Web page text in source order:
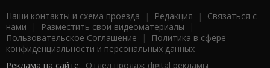
Наши контакты и схема проезда | Редакция | Связаться с
нами | Разместить свои видеоматериалы |
Пользовательское Соглашение |
Политика в сфере
конфиденциальности и персональных данных
Реклама на сайте: Отдел продаж digital рекламы